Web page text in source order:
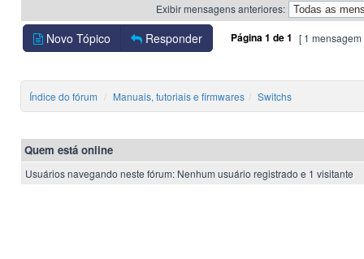
Exibir mensagens anteriores:
Novo Tópico Responder Página1 de1 [ 1
Índice do fórum Manuais, tutoriais e firmwares Switchs
Quem está online
Usuários navegando neste fórum: Nenhum usuário registrado e 1 visitante